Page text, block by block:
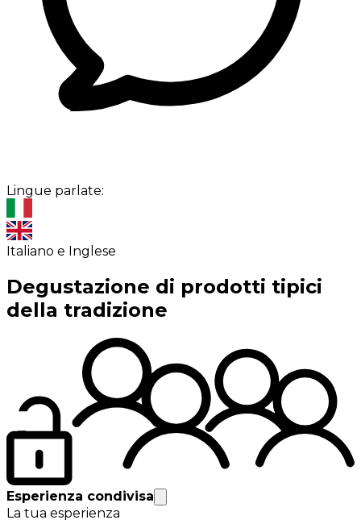
Lingue parlate:
Italiano e Inglese
Degustazione di prodotti tipici
della tradizione
Esperienza condivisa
La tua esperienza